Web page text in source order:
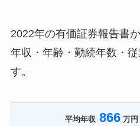
2022年の有価証券報告書
年収・年齢・勤続年数・
す。
平均年収 866 万円